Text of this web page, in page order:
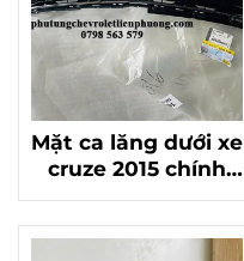
Mặt ca lăng dưới xe
cruze 2015 chính
hãng mã 42359126